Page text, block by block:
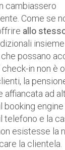
cambiassero
Come se
allo
possano
in non è
la
affiancata ad
booking engine
telefono e la
esistesse la
la clientela.